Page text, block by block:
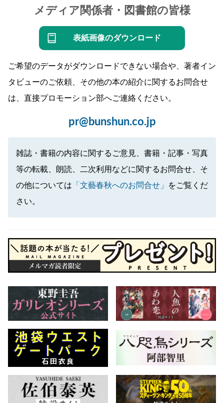
メディア関係者・図書館の皆様
表紙画像のダウンロード
ご希望のデータがダウンロードできない場合や、著者イン
タビューのご依頼、その他の本の紹介に関するお問合せ
は、直接プロモーション部へご連絡ください。
pr@bunshun.co.jp
雑誌・書籍の内容に関するご意見、書籍・記事・写真
等の転載、朗読、二次利用などに関するお問合せ、そ
の他については 「文藝春秋へのお問合せ」
をご覧くだ
さい。